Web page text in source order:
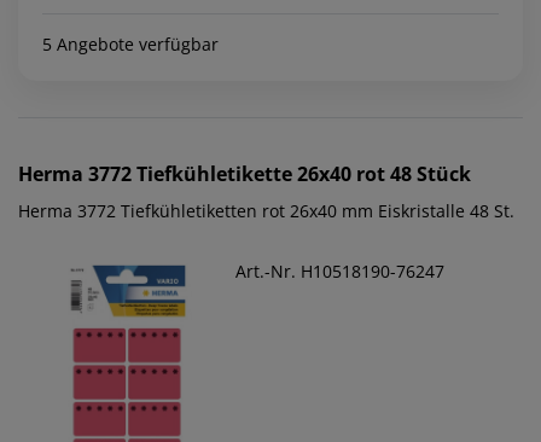
5 Angebote verfügbar
Herma 3772 Tiefkühletikette 26x40 rot 48 Stück
Herma 3772 Tiefkühletiketten rot 26x40 mm Eiskristalle 48 St.
Art.-Nr. H10518190-76247